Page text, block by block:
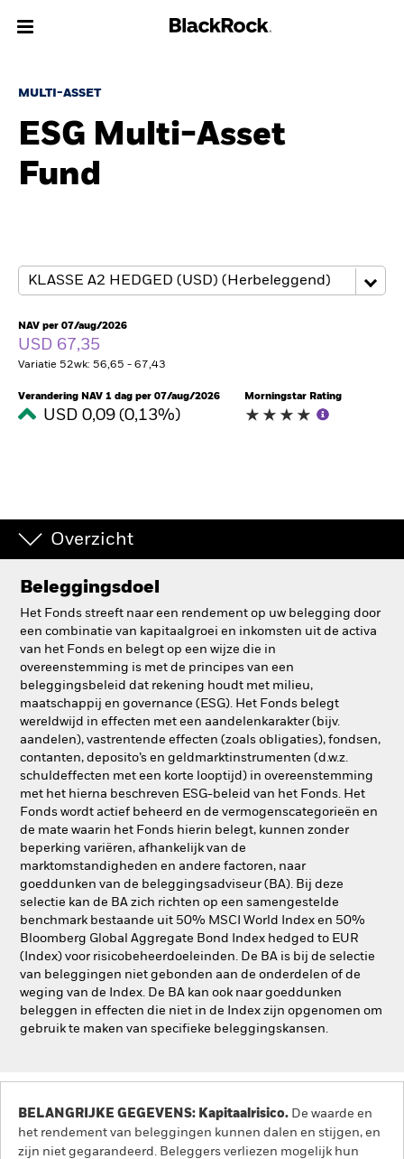
Over Ons
Producten
Thema's
Beleggingsinformatie
Particulieren
Nederland
Aladdin
MULTI-ASSET
ESG Multi-Asset
Fund
NAV per 07/aug/2026
USD 67,35
Variatie 52wk: 56,65 - 67,43
Verandering NAV 1 dag per 07/aug/2026
USD 0,09 (0,13%)
Morningstar Rating
Overzicht
Beleggingsdoel
Het Fonds streeft naar een rendement op uw belegging door
een combinatie van kapitaalgroei en inkomsten uit de activa
van het Fonds en belegt op een wijze die in
overeenstemming is met de principes van een
beleggingsbeleid dat rekening houdt met milieu,
maatschappij en governance (ESG). Het Fonds belegt
wereldwijd in effecten met een aandelenkarakter (bijv.
aandelen), vastrentende effecten (zoals obligaties), fondsen,
contanten, deposito’s en geldmarktinstrumenten (d.w.z.
schuldeffecten met een korte looptijd) in overeenstemming
met het hierna beschreven ESG-beleid van het Fonds. Het
Fonds wordt actief beheerd en de vermogenscategorieën en
de mate waarin het Fonds hierin belegt, kunnen zonder
beperking variëren, afhankelijk van de
marktomstandigheden en andere factoren, naar
goeddunken van de beleggingsadviseur (BA). Bij deze
selectie kan de BA zich richten op een samengestelde
benchmark bestaande uit 50% MSCI World Index en 50%
Bloomberg Global Aggregate Bond Index hedged to EUR
(Index) voor risicobeheerdoeleinden. De BA is bij de selectie
van beleggingen niet gebonden aan de onderdelen of de
weging van de Index. De BA kan ook naar goeddunken
beleggen in effecten die niet in de Index zijn opgenomen om
gebruik te maken van specifieke beleggingskansen.
BELANGRIJKE GEGEVENS: Kapitaalrisico. De waarde en
het rendement van beleggingen kunnen dalen en stijgen, en
zijn niet gegarandeerd. Beleggers verliezen mogelijk hun